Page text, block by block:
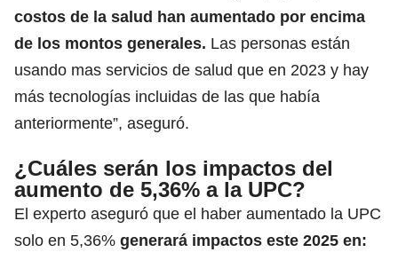
costos de la salud han aumentado por encima
de los montos generales. Las personas están
usando mas servicios de salud que en 2023 y hay
más tecnologías incluidas de las que había
anteriormente”, aseguró.
¿Cuáles serán los impactos del
aumento de 5,36% a la UPC?
El experto aseguró que el haber aumentado la UPC
solo en 5,36% generará impactos este 2025 en: